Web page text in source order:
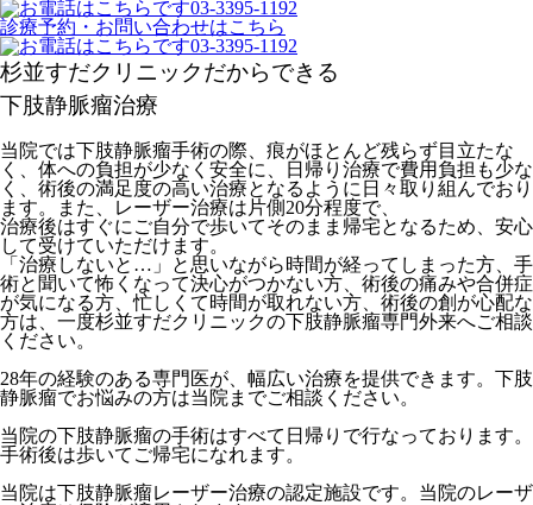
診療予約・お問い合わせはこちら
杉並すだクリニックだからできる
下肢静脈瘤治療
当院では下肢静脈瘤手術の際、痕がほとんど残らず目立たな
く、体への負担が少なく安全に、日帰り治療で費用負担も少な
く、術後の満足度の高い治療となるように日々取り組んでおり
ます。また、レーザー治療は片側20分程度で、
治療後はすぐにご自分で歩いてそのまま帰宅となるため、安心
して受けていただけます。
「治療しないと…」と思いながら時間が経ってしまった方、手
術と聞いて怖くなって決心がつかない方、術後の痛みや合併症
が気になる方、忙しくて時間が取れない方、術後の創が心配な
方は、一度杉並すだクリニックの下肢静脈瘤専門外来へご相談
ください。
28年の経験のある専門医が、幅広い治療を提供できます。下肢
静脈瘤でお悩みの方は当院までご相談ください。
当院の下肢静脈瘤の手術はすべて日帰りで行なっております。
手術後は歩いてご帰宅になれます。
当院は下肢静脈瘤レーザー治療の認定施設です。当院のレーザ